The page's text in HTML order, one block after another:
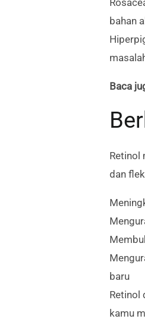
bahan
Baca
Retinol
dan
baru
Retinol
kamu